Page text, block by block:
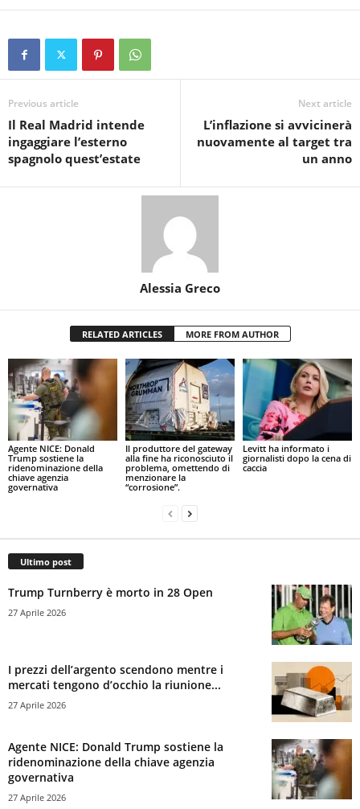
Previous article
Il Real Madrid intende
ingaggiare l’esterno
spagnolo quest’estate
Next article
L’inflazione si avvicinerà
nuovamente al target tra
un anno
Alessia Greco
RELATED ARTICLES MORE FROM AUTHOR
Agente NICE: Donald
Trump sostiene la
ridenominazione della
chiave agenzia
governativa
Il produttore del gateway
alla fine ha riconosciuto il
problema, omettendo di
menzionare la
“corrosione”.
Levitt ha informato i
giornalisti dopo la cena di
caccia
Ultimo post
Trump Turnberry è morto in 28 Open
27 Aprile 2026
I prezzi dell’argento scendono mentre i
mercati tengono d’occhio la riunione...
27 Aprile 2026
Agente NICE: Donald Trump sostiene la
ridenominazione della chiave agenzia
governativa
27 Aprile 2026